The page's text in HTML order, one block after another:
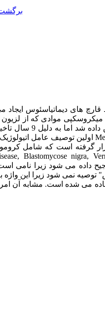
های دیماتیاسئوس ایجاد
موادی که از لزیون
تشخیص داده شد اما به
اولین توصیف عامل
گرفته است که شامل
Blastomycose nigra,
داده می شود زیرا نامی
توصیه نمی شود زیرا این واژه
می شده است. مشابه آن